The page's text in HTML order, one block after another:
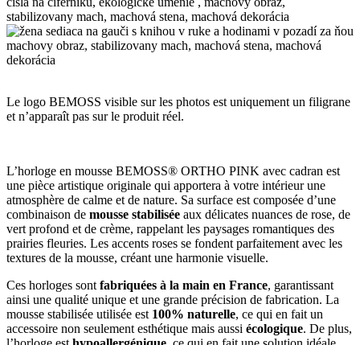
Le logo BEMOSS visible sur les photos est uniquement un filigrane
et n’apparaît pas sur le produit réel.
L’horloge en mousse BEMOSS® ORTHO PINK avec cadran est
une pièce artistique originale qui apportera à votre intérieur une
atmosphère de calme et de nature. Sa surface est composée d’une
combinaison de mousse stabilisée aux délicates nuances de rose, de
vert profond et de crème, rappelant les paysages romantiques des
prairies fleuries. Les accents roses se fondent parfaitement avec les
textures de la mousse, créant une harmonie visuelle.
Ces horloges sont fabriquées à la main en France, garantissant
ainsi une qualité unique et une grande précision de fabrication. La
mousse stabilisée utilisée est 100% naturelle, ce qui en fait un
accessoire non seulement esthétique mais aussi écologique. De plus,